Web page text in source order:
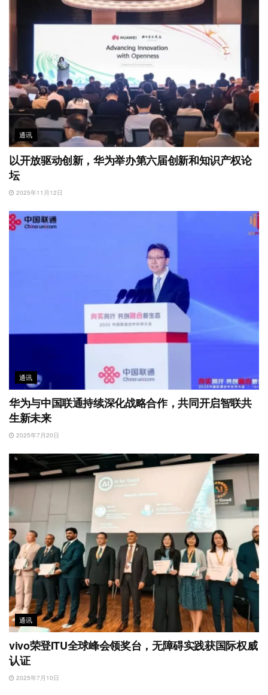
通讯
以开放驱动创新，华为举办第六届创新和知识产权论
坛
2025年11月12日
通讯
华为与中国联通持续深化战略合作，共同开启智联共
生新未来
2025年7月20日
通讯
vivo荣登ITU全球峰会领奖台，无障碍实践获国际权威
认证
2025年7月10日